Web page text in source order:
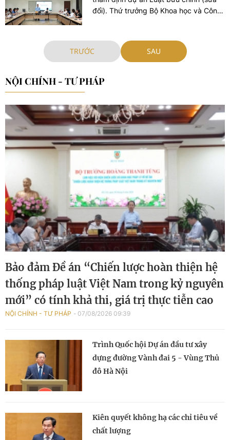
đổi). Thứ trưởng Bộ Khoa học và Công
TRƯỚC SAU
NỘI CHÍNH - TƯ PHÁP
Bảo đảm Đề án “Chiến lược hoàn thiện hệ
thống pháp luật Việt Nam trong kỷ nguyên
mới” có tính khả thi, giá trị thực tiễn cao
NỘI CHÍNH - TƯ PHÁP 07/08/2026 09:39
Trình Quốc hội Dự án đầu tư xây
dựng đường Vành đai 5 - Vùng Thủ
đô Hà Nội
Kiên quyết không hạ các chỉ tiêu về
chất lượng